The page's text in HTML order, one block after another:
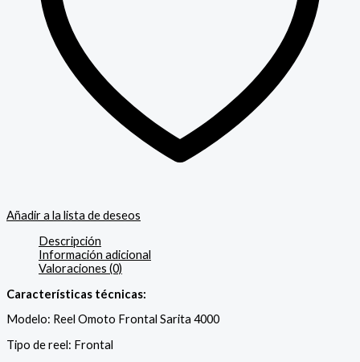
Añadir a la lista de deseos
Descripción
Información adicional
Valoraciones (0)
Características técnicas:
Modelo: Reel Omoto Frontal Sarita 4000
Tipo de reel: Frontal